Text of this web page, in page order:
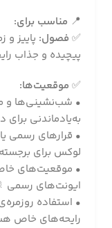
📍 مناسب برای:
✅ فصول: پاییز
پیچیده و جذاب
✅ موقعیت‌ها:
• شب‌نشینی‌ها و
به‌یاد‌ماندنی
• قرارهای رسمی
لوکس برای
• موقعیت‌های
ایونت‌های رسمی
• استفاده
رایحه‌های خاص